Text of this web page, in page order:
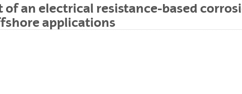
of an electrical resistance-based
applications